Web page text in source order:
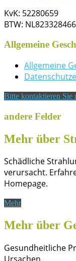
KvK: 52280659
BTW:
Allgemeine
Allgemeine
Bitte kontaktieren Sie
andere Felder
Mehr über
Schädliche
verursacht.
Homepage.
Mehr
Mehr über
Gesundheitliche